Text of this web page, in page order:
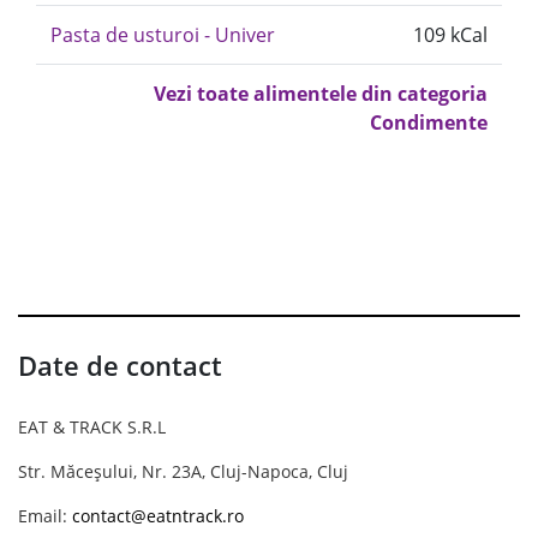
Pasta de usturoi - Univer 109 kCal
Vezi toate alimentele din categoria
Condimente
Date de contact
EAT & TRACK S.R.L
Str. Măceșului, Nr. 23A, Cluj-Napoca, Cluj
Email: contact@eatntrack.ro